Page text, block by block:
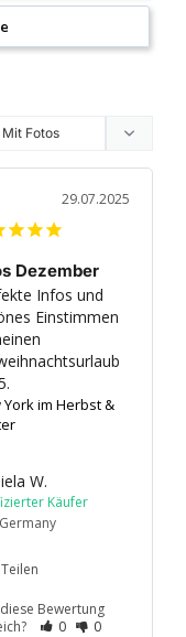
29.07.2025
Dezember
Infos und
Einstimmen
York im Herbst &
W.
Germany
Teilen
Bewertung
0 0